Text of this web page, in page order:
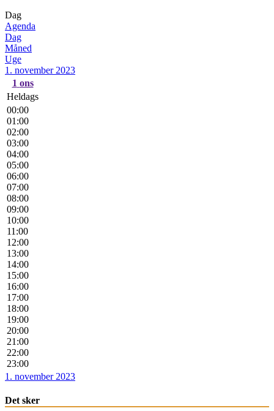
Dag
Agenda
Dag
Måned
Uge
1. november 2023
1 ons
Heldags
00:00
01:00
02:00
03:00
04:00
05:00
06:00
07:00
08:00
09:00
10:00
11:00
12:00
13:00
14:00
15:00
16:00
17:00
18:00
19:00
20:00
21:00
22:00
23:00
1. november 2023
Det sker